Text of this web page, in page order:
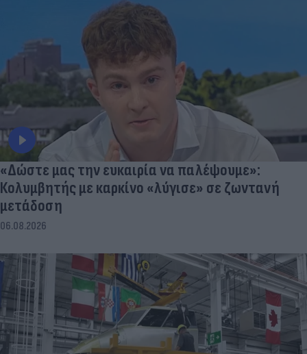
«Δώστε μας την ευκαιρία να παλέψουμε»:
Κολυμβητής με καρκίνο «λύγισε» σε ζωντανή
μετάδοση
06.08.2026